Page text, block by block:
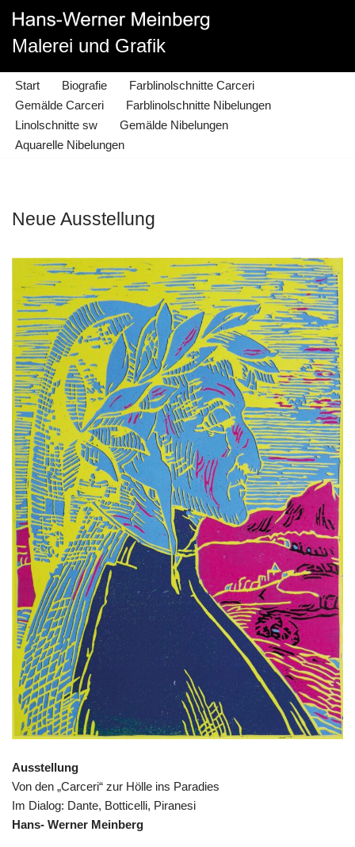
Zum
springen
Malerei und Grafik
Start Biografie
Farblinolschnitte Carceri
Gemälde Carceri
Farblinolschnitte Nibelungen
Linolschnitte sw
Gemälde Nibelungen
Aquarelle Nibelungen
Neue Ausstellung
Ausstellung
Von den „Carceri“ zur Hölle ins Paradies
Im Dialog: Dante, Botticelli, Piranesi
Hans- Werner Meinberg